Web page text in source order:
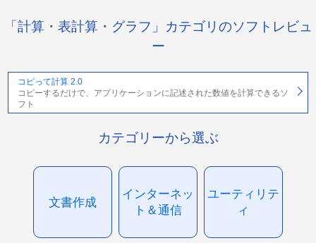
「計算・表計算・グラフ」カテゴリのソフトレビュ
ー
コピって計算 2.0
コピーするだけで、アプリケーションに記述された数値を計算できるソ
フト
カテゴリーから選ぶ
文書作成
インターネッ
ト＆通信
ユーティリテ
ィ